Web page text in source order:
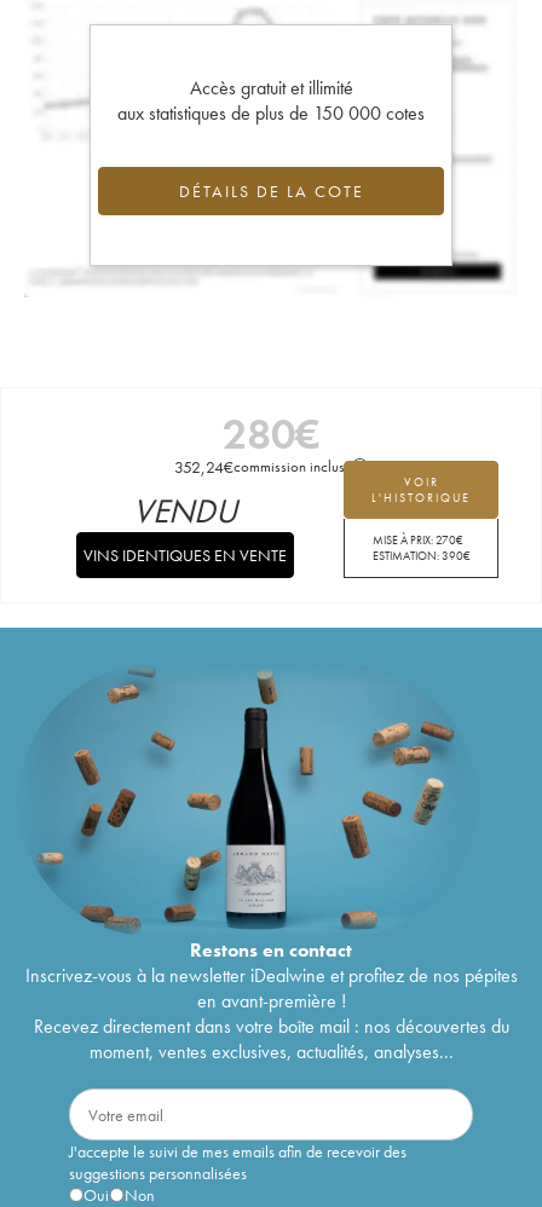
Accès gratuit et illimité
aux statistiques de plus de 150 000 cotes
DÉTAILS DE LA COTE
280€
352,24€commission incluse
VOIR
L'HISTORIQUE
MISE À PRIX:270€
ESTIMATION:390€
VENDU
VINS IDENTIQUES EN VENTE
Restons encontact
Inscrivez-vous à la newsletter iDealwine et profitez de nos pépites
en avant-première !
Recevez directement dans votre boîte mail : nos découvertes du
moment, ventes exclusives, actualités, analyses...
J'accepte le suivi de mes emails afin de recevoir des
suggestions personnalisées
Oui
Non